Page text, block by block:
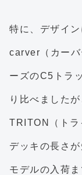
特に、デザイ
carver（カーバ
ーズのC5トラ
り比べました
TRITON（トラ
デッキの長さ
モデルの入荷